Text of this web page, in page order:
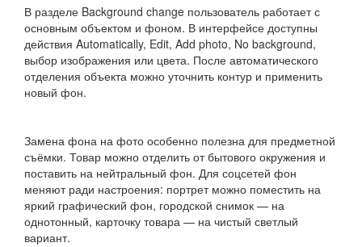
В разделе Background change пользователь работает с
основным объектом и фоном. В интерфейсе доступны
действия Automatically, Edit, Add photo, No background,
выбор изображения или цвета. После автоматического
отделения объекта можно уточнить контур и применить
новый фон.
Замена фона на фото особенно полезна для предметной
съёмки. Товар можно отделить от бытового окружения и
поставить на нейтральный фон. Для соцсетей фон
меняют ради настроения: портрет можно поместить на
яркий графический фон, городской снимок — на
однотонный, карточку товара — на чистый светлый
вариант.